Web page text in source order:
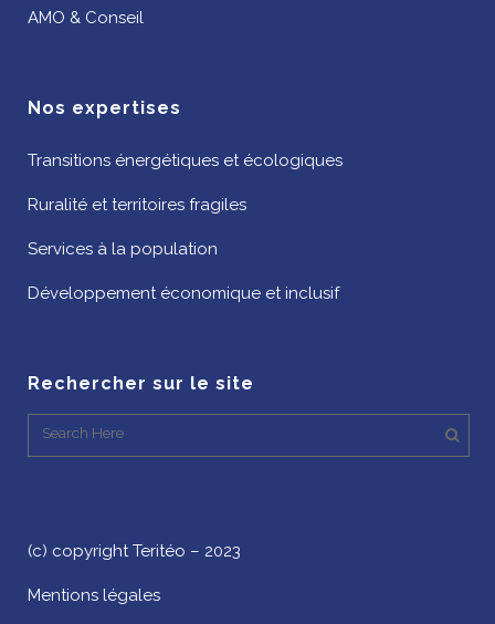
AMO & Conseil
Nos expertises
Transitions énergétiques et écologiques
Ruralité et territoires fragiles
Services à la population
Développement économique et inclusif
Rechercher sur le site
(c) copyright Teritéo – 2023
Mentions légales